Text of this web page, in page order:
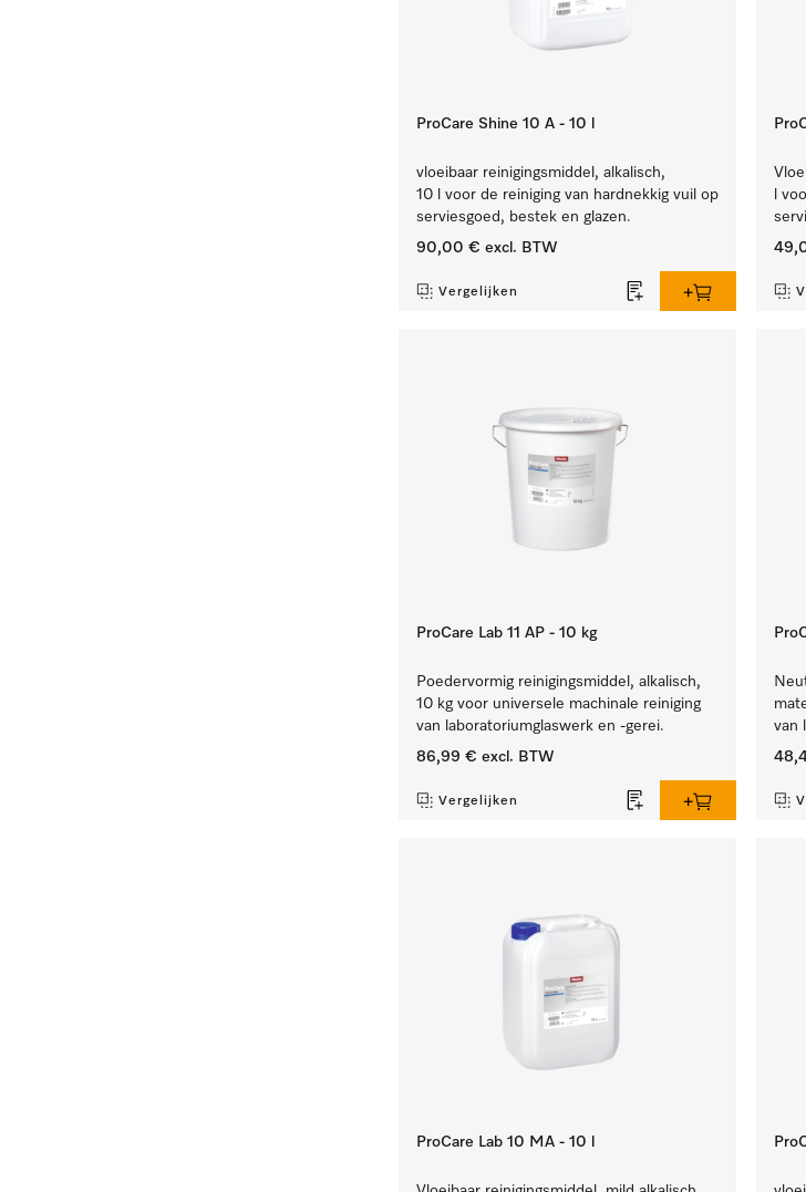
ProCare Shine 10 A - 10 l
vloeibaar reinigingsmiddel, alkalisch,
10 l voor de reiniging van hardnekkig vuil op
serviesgoed, bestek en glazen.
90,00 € excl. BTW
Vergelijken
l
ProCare Lab 11 AP - 10 kg
Poedervormig reinigingsmiddel, alkalisch,
10 kg voor universele machinale reiniging
van laboratoriumglaswerk en -gerei.
86,99 € excl. BTW
Vergelijken
van
ProCare Lab 10 MA - 10 l